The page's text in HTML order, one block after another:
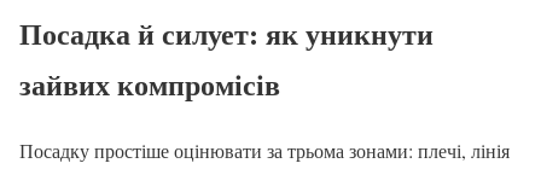
Посадка й силует: як уникнути
зайвих компромісів
Посадку простіше оцінювати за трьома зонами: плечі, лінія